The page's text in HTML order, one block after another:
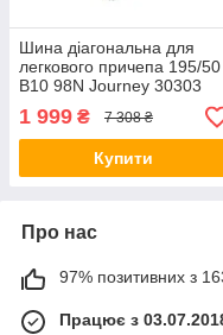
Шина діагональна для
легкового причепа 195/50
B10 98N Journey 30303
1 999 ₴ 7 308 ₴
Купити
Про нас
97% позитивних з 163
Працює з